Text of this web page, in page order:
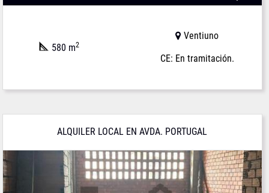
580 m2
Ventiuno
CE: En tramitación.
ALQUILER LOCAL EN AVDA. PORTUGAL